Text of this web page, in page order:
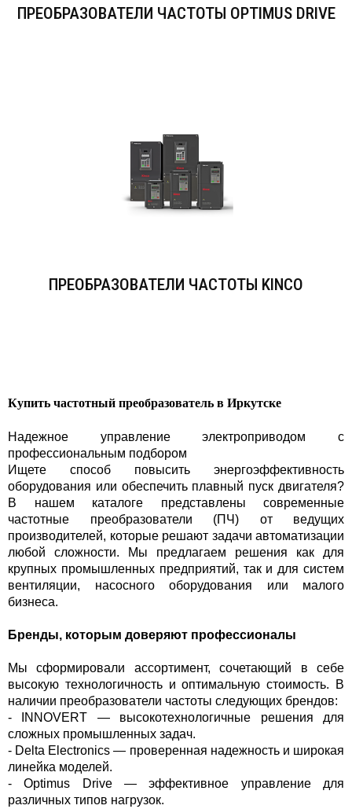
ПРЕОБРАЗОВАТЕЛИ ЧАСТОТЫ OPTIMUS DRIVE
ПРЕОБРАЗОВАТЕЛИ ЧАСТОТЫ KINCO
Купить частотный преобразователь в Иркутске
Надежное управление электроприводом с
профессиональным подбором
Ищете способ повысить энергоэффективность
оборудования или обеспечить плавный пуск двигателя?
В нашем каталоге представлены современные
частотные преобразователи (ПЧ) от ведущих
производителей, которые решают задачи автоматизации
любой сложности. Мы предлагаем решения как для
крупных промышленных предприятий, так и для систем
вентиляции, насосного оборудования или малого
бизнеса.
Бренды, которым доверяют профессионалы
Мы сформировали ассортимент, сочетающий в себе
высокую технологичность и оптимальную стоимость. В
наличии преобразователи частоты следующих брендов:
- INNOVERT — высокотехнологичные решения для
сложных промышленных задач.
- Delta Electronics — проверенная надежность и широкая
линейка моделей.
- Optimus Drive — эффективное управление для
различных типов нагрузок.